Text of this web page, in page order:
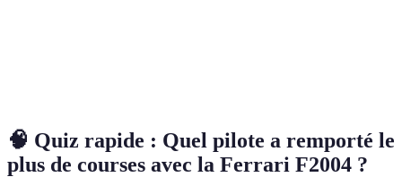
🧠 Quiz rapide : Quel pilote a remporté le
plus de courses avec la Ferrari F2004 ?